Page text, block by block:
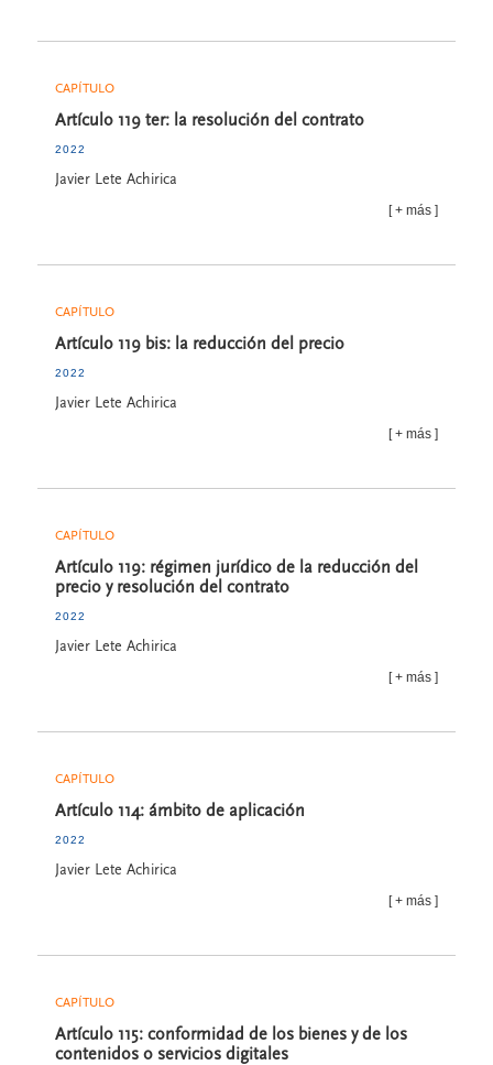
CAPÍTULO
Artículo 119 ter: la resolución del contrato
2022
Javier Lete Achirica
más
CAPÍTULO
Artículo 119 bis: la reducción del precio
2022
Javier Lete Achirica
más
CAPÍTULO
Artículo 119: régimen jurídico de la reducción del
precio y resolución del contrato
2022
Javier Lete Achirica
más
CAPÍTULO
Artículo 114: ámbito de aplicación
2022
Javier Lete Achirica
más
CAPÍTULO
Artículo 115: conformidad de los bienes y de los
contenidos o servicios digitales